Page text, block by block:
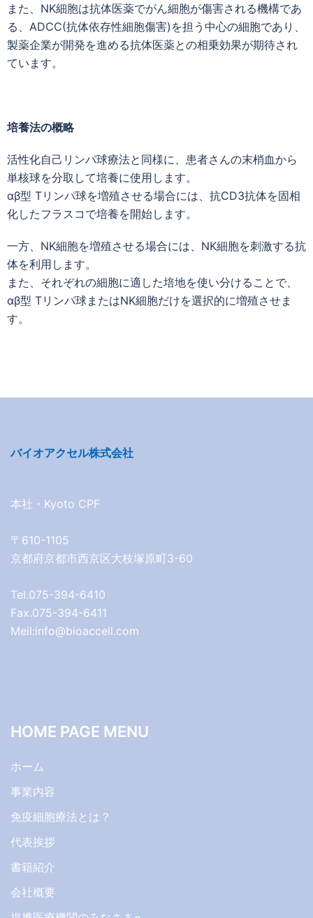
また、NK細胞は抗体医薬でがん細胞が傷害される機構であ
る、ADCC(抗体依存性細胞傷害)を担う中心の細胞であり、
製薬企業が開発を進める抗体医薬との相乗効果が期待され
ています。
培養法の概略
活性化自己リンパ球療法と同様に、患者さんの末梢血から
単核球を分取して培養に使用します。
αβ型 Tリンパ球を増殖させる場合には、抗CD3抗体を固相
化したフラスコで培養を開始します。
一方、NK細胞を増殖させる場合には、NK細胞を刺激する抗
体を利用します。
また、それぞれの細胞に適した培地を使い分けることで、
αβ型 Tリンパ球またはNK細胞だけを選択的に増殖させま
す。
バイオアクセル株式会社
本社・Kyoto CPF
〒610-1105
京都府京都市西京区大枝塚原町3-60
Tel.075-394-6410
Fax.075-394-6411
Meil:info@bioaccell.com
HOME PAGE MENU
ホーム
事業内容
免疫細胞療法とは？
代表挨拶
書籍紹介
会社概要